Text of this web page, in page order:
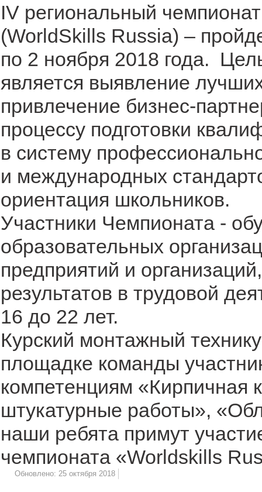
IV региональный
(WorldSkills Russia) –
по 2 ноября 2018 года.
является выявление
привлечение бизнес-
процессу подготовки
в систему
и международных
ориентация школьников.
Участники Чемпионата -
образовательных
предприятий и
результатов в трудовой
16 до 22 лет.
Курский монтажный
площадке команды
компетенциям «Кирпичная
штукатурные работы»,
наши ребята примут
чемпионата «Worldskills
Обновлено: 25 октября 2018